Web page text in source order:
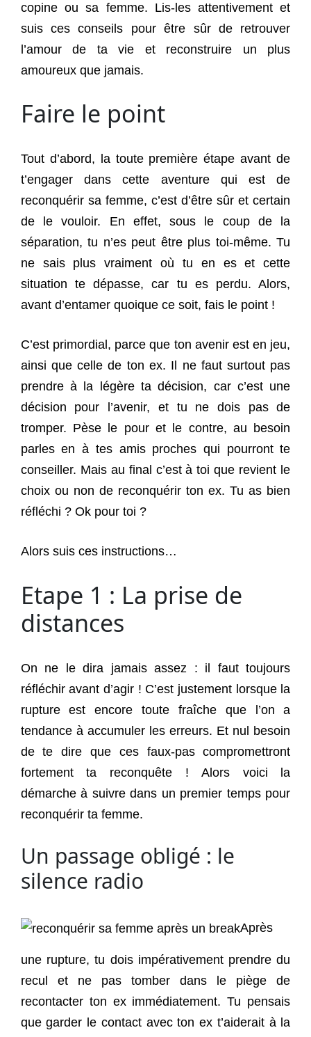
copine ou sa femme. Lis-les attentivement et
suis ces conseils pour être sûr de retrouver
l’amour de ta vie et reconstruire un plus
amoureux que jamais.
Faire le point
Tout d’abord, la toute première étape avant de
t’engager dans cette aventure qui est de
reconquérir sa femme, c’est d’être sûr et certain
de le vouloir. En effet, sous le coup de la
séparation, tu n’es peut être plus toi-même. Tu
ne sais plus vraiment où tu en es et cette
situation te dépasse, car tu es perdu. Alors,
avant d’entamer quoique ce soit, fais le point !
C’est primordial, parce que ton avenir est en jeu,
ainsi que celle de ton ex. Il ne faut surtout pas
prendre à la légère ta décision, car c’est une
décision pour l’avenir, et tu ne dois pas de
tromper. Pèse le pour et le contre, au besoin
parles en à tes amis proches qui pourront te
conseiller. Mais au final c’est à toi que revient le
choix ou non de reconquérir ton ex. Tu as bien
réfléchi ? Ok pour toi ?
Alors suis ces instructions…
Etape 1 : La prise de
distances
On ne le dira jamais assez : il faut toujours
réfléchir avant d’agir ! C’est justement lorsque la
rupture est encore toute fraîche que l’on a
tendance à accumuler les erreurs. Et nul besoin
de te dire que ces faux-pas compromettront
fortement ta reconquête ! Alors voici la
démarche à suivre dans un premier temps pour
reconquérir ta femme.
Un passage obligé : le
silence radio
Après
une rupture, tu dois impérativement prendre du
recul et ne pas tomber dans le piège de
recontacter ton ex immédiatement. Tu pensais
que garder le contact avec ton ex t’aiderait à la